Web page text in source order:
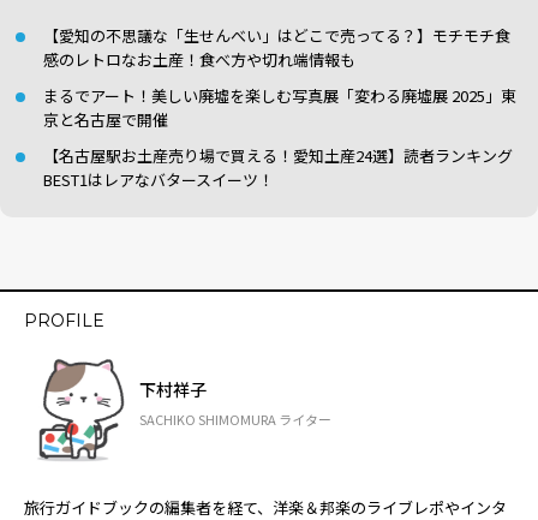
【愛知の不思議な「生せんべい」はどこで売ってる？】モチモチ食
感のレトロなお土産！食べ方や切れ端情報も
まるでアート！美しい廃墟を楽しむ写真展「変わる廃墟展 2025」東
京と名古屋で開催
【名古屋駅お土産売り場で買える！愛知土産24選】読者ランキング
BEST1はレアなバタースイーツ！
PROFILE
下村祥子
SACHIKO SHIMOMURA ライター
旅行ガイドブックの編集者を経て、洋楽＆邦楽のライブレポやインタ